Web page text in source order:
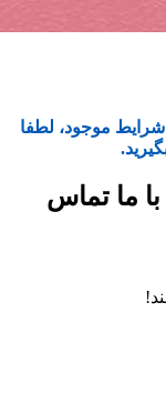
شرایط موجود، لطفا
ما تماس